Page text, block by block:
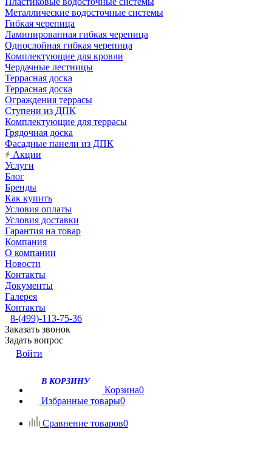
Металлические водосточные системы
Гибкая черепица
Ламинированная гибкая черепица
Однослойная гибкая черепица
Комплектующие для кровли
Чердачные лестницы
Террасная доска
Террасная доска
Ограждения террасы
Ступени из ДПК
Комплектующие для террасы
Грядочная доска
Фасадные панели из ДПК
Акции
Услуги
Блог
Бренды
Как купить
Условия оплаты
Условия доставки
Гарантия на товар
Компания
О компании
Новости
Контакты
Документы
Галерея
Контакты
8-(499)-113-75-36
Заказать звонок
Задать вопрос
Войти
В КОРЗИНУ
Корзина0
Избранные товары0
Сравнение товаров0